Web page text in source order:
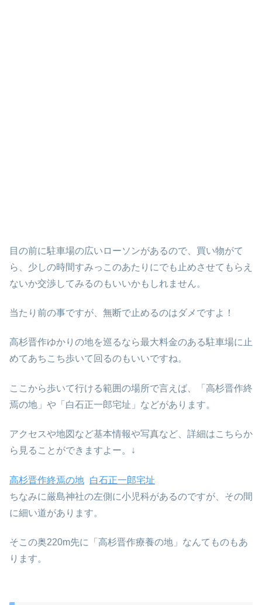
目の前に駐車場の広いローソンがあるので、買い物がて
ら、少しの時間すみっこのあたりにでも止めさせてもらえ
ないか交渉してみるのもいいかもしれません。
当たり前の事ですが、無断で止めるのはダメですよ！
高杉晋作ゆかりの地を巡るなら最大料金のある駐車場に止
めてあちこち歩いて回るのもいいですね。
ここから歩いて行ける範囲の場所で言えば、「高杉晋作終
焉の地」や「白石正一郎宅址」などがあります。
アクセスや地図など基本情報や写真など、詳細はこちらか
ら見ることができますよー。↓
高杉晋作終焉の地 白石正一郎宅址
ちなみに厳島神社の左側に小児科があるのですが、その間
に細い道があります。
そこの奥220m先に「高杉晋作療養の地」なんてものもあ
ります。